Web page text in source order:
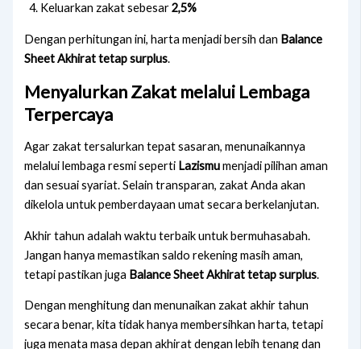
Keluarkan zakat sebesar2,5%
Dengan perhitungan ini, harta menjadi bersih dan Balance
Sheet Akhirat tetap surplus.
Menyalurkan Zakat melalui Lembaga
Terpercaya
Agar zakat tersalurkan tepat sasaran, menunaikannya
melalui lembaga resmi seperti Lazismumenjadi pilihan aman
dan sesuai syariat. Selain transparan, zakat Anda akan
dikelola untuk pemberdayaan umat secara berkelanjutan.
Akhir tahun adalah waktu terbaik untuk bermuhasabah.
Jangan hanya memastikan saldo rekening masih aman,
tetapi pastikan juga Balance Sheet Akhirat tetap surplus.
Dengan menghitung dan menunaikan zakat akhir tahun
secara benar, kita tidak hanya membersihkan harta, tetapi
juga menata masa depan akhirat dengan lebih tenang dan